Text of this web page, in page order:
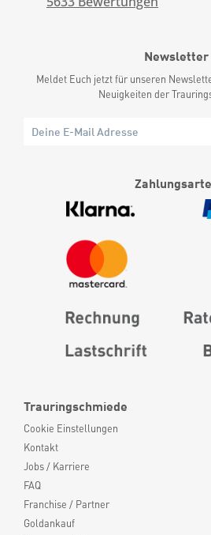
Trauringschmiede
Cookie Einstellungen
Kontakt
Jobs / Karriere
FAQ
Franchise / Partner
Goldankauf
Newsletter
Meldet Euch jetzt für unseren
Neuigkeiten der